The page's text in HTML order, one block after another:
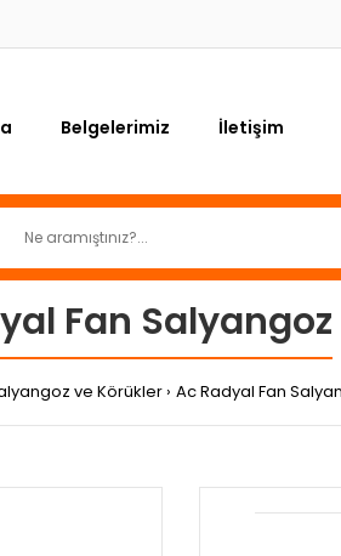
Belgelerimiz İletişim
Fan Salyangoz
ve Körükler Ac Radyal Fan